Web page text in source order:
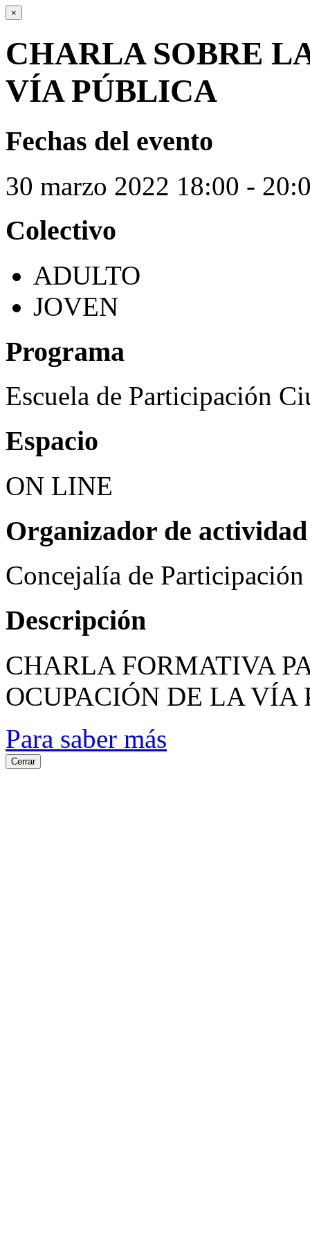
×
CHARLA SOBRE
VÍA PÚBLICA
Fechas del evento
30 marzo 2022 18:00 -
Colectivo
ADULTO
JOVEN
Programa
Escuela de Participación
Espacio
ON LINE
Organizador de actividad
Concejalía de
Descripción
CHARLA FORMATIVA
OCUPACIÓN DE LA
Para saber más
Cerrar